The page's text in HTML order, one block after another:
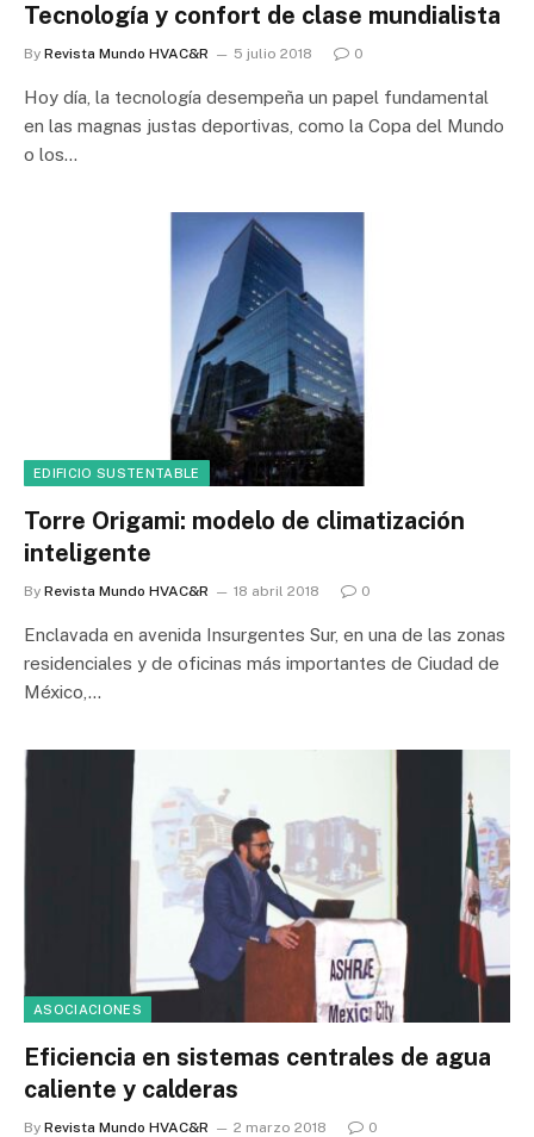
Tecnología y confort de clase mundialista
By Revista Mundo HVAC&R 5 julio 2018 0
Hoy día, la tecnología desempeña un papel fundamental
en las magnas justas deportivas, como la Copa del Mundo
o los…
EDIFICIO SUSTENTABLE
Torre Origami: modelo de climatización
inteligente
By Revista Mundo HVAC&R 18 abril 2018 0
Enclavada en avenida Insurgentes Sur, en una de las zonas
residenciales y de oficinas más importantes de Ciudad de
México,…
ASOCIACIONES
Eficiencia en sistemas centrales de agua
caliente y calderas
By Revista Mundo HVAC&R 2 marzo 2018 0